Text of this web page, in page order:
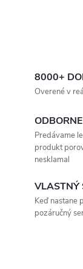
8000+
Overené v
Predávame
produkt
nesklamal
VLASTNÝ
Keď nastane
pozáručný